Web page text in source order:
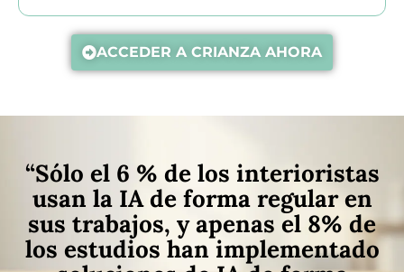
ACCEDER A CRIANZA AHORA
“Sólo el 6 % de los interioristas
usan la IA de forma regular en
sus trabajos, y apenas el 8% de
los estudios han implementado